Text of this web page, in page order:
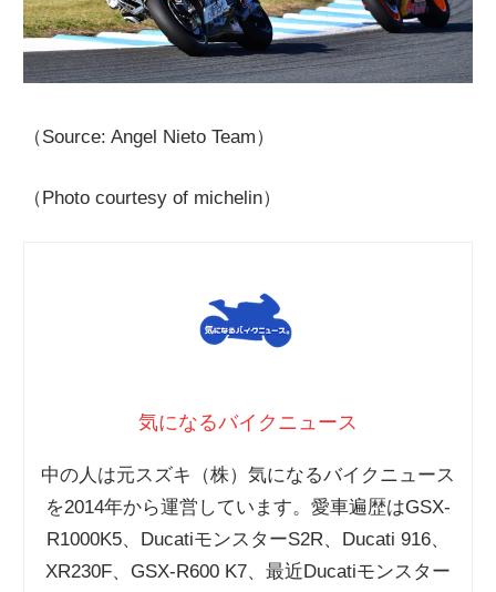
（Source: Angel Nieto Team）
（Photo courtesy of michelin）
気になるバイクニュース
中の人は元スズキ（株）気になるバイクニュース
を2014年から運営しています。愛車遍歴はGSX-
R1000K5、DucatiモンスターS2R、Ducati 916、
XR230F、GSX-R600 K7、最近Ducatiモンスター